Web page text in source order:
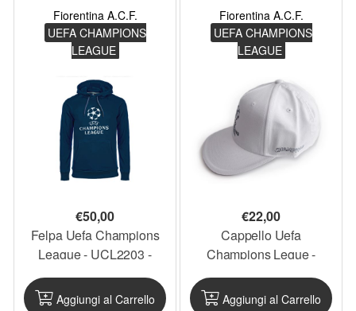
Fiorentina A.C.F.
UEFA CHAMPIONS
LEAGUE
€50,00
Felpa Uefa Champions
League - UCL2203 -
UCLF1.BL
Aggiungi al Carrello
Fiorentina A.C.F.
UEFA CHAMPIONS
LEAGUE
€22,00
Cappello Uefa
Champions Legue -
UCL2208 - UCLCAP2
Aggiungi al Carrello